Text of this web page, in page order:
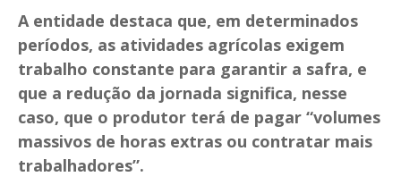
A entidade destaca que, em determinados
períodos, as atividades agrícolas exigem
trabalho constante para garantir a safra, e
que a redução da jornada significa, nesse
caso, que o produtor terá de pagar “volumes
massivos de horas extras ou contratar mais
trabalhadores”.